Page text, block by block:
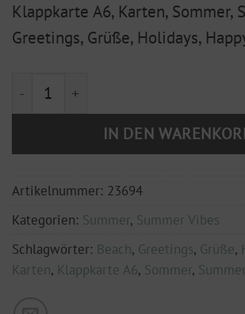
Klappkarte A6, Karten, Sommer,
Greetings, Grüße, Holidays,
Klappkarte DIN A6 mit Hülle
IN DEN
Artikelnummer: 23694
Kategorien: Summer, Summer Vibes
Schlagwörter: Beach, Greetings, Grüße,
Karten, Klappkarte A6, Sommer,